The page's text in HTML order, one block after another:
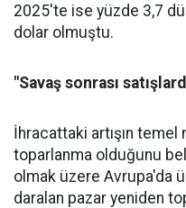
2025'te ise yüzde 3,7
dolar olmuştu.
"Savaş sonrası
İhracattaki artışın temel
topar­lanma olduğunu
olmak üzere Av­rupa'da
daralan pazar yeniden